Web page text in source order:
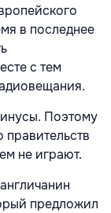
в последнее
с тем
Поэтому
не играют.
предложил